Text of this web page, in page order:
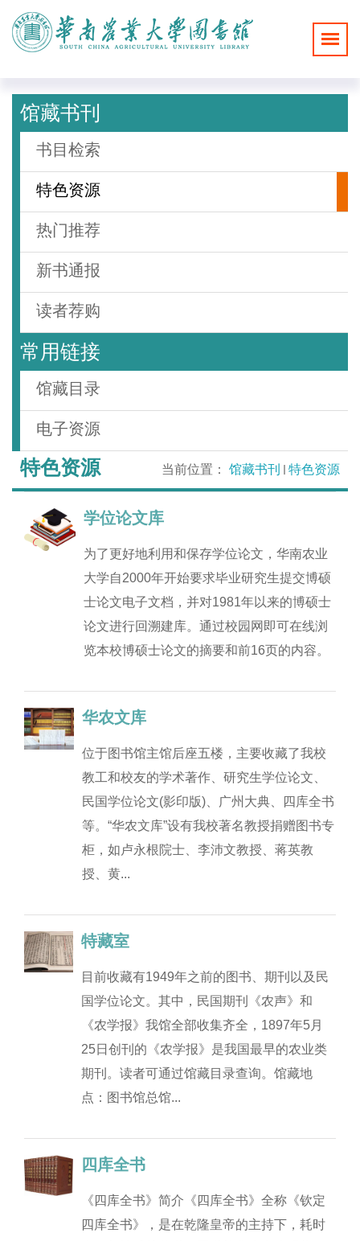
馆藏书刊
书目检索
特色资源
热门推荐
新书通报
读者荐购
常用链接
馆藏目录
电子资源
当前位置： 馆藏书刊 特色资源
特色资源
学位论文库
为了更好地利用和保存学位论文，华南农业
大学自2000年开始要求毕业研究生提交博硕
士论文电子文档，并对1981年以来的博硕士
论文进行回溯建库。通过校园网即可在线浏
览本校博硕士论文的摘要和前16页的内容。
华农文库
位于图书馆主馆后座五楼，主要收藏了我校
教工和校友的学术著作、研究生学位论文、
民国学位论文(影印版)、广州大典、四库全书
等。“华农文库”设有我校著名教授捐赠图书专
柜，如卢永根院士、李沛文教授、蒋英教
授、黄...
特藏室
目前收藏有1949年之前的图书、期刊以及民
国学位论文。其中，民国期刊《农声》和
《农学报》我馆全部收集齐全，1897年5月
25日创刊的《农学报》是我国最早的农业类
期刊。读者可通过馆藏目录查询。馆藏地
点：图书馆总馆...
四库全书
《四库全书》简介《四库全书》全称《钦定
四库全书》，是在乾隆皇帝的主持下，耗时